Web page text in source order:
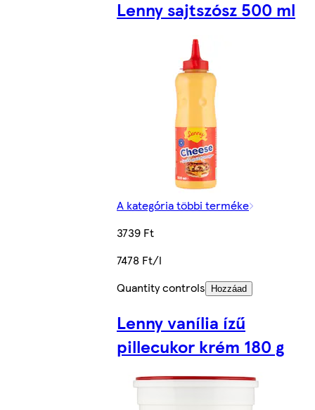
Lenny sajtszósz 500 ml
A kategória többi terméke
3739 Ft
7478 Ft/l
Quantity controls
Hozzáad
Lenny vanília ízű
pillecukor krém 180 g